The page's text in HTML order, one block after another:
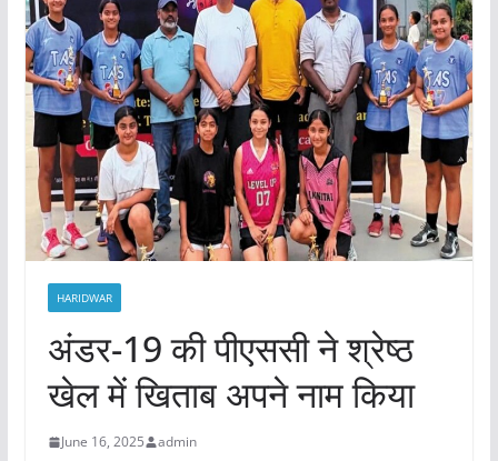
HARIDWAR
अंडर-19 की पीएससी ने श्रेष्ठ
खेल में खिताब अपने नाम किया
June 16, 2025 admin